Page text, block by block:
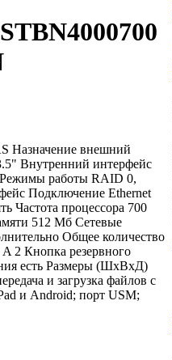
Назначение внешний
Внутренний интерфейс
Режимы работы RAID 0,
Подключение Ethernet
Частота процессора 700
512 Мб Сетевые
Общее количество
2 Кнопка резервного
есть Размеры (ШхВхД)
и загрузка файлов с
и Android; порт USM;